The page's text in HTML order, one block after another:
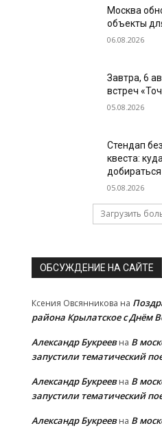
Москва
объекты
06.08.2026
Завтра, 6
встреч
05.08.2026
Стендап
квеста:
05.08.2026
Загрузить
ОБСУЖДЕНИЕ НА САЙТЕ
Ксения Овсянникова на
района Крылатское с Днём
Александр Букреевна В
запустили тематический
Александр Букреевна В
запустили тематический
Александр Букреевна В